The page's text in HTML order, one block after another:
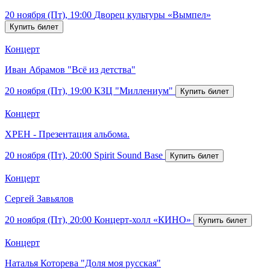
20 ноября (Пт), 19:00 Дворец культуры «Вымпел»
Концерт
Иван Абрамов "Всё из детства"
20 ноября (Пт), 19:00 КЗЦ "Миллениум"
Концерт
ХРЕН - Презентация альбома.
20 ноября (Пт), 20:00 Spirit Sound Base
Концерт
Сергей Завьялов
20 ноября (Пт), 20:00 Концерт-холл «КИНО»
Концерт
Наталья Которева "Доля моя русская"